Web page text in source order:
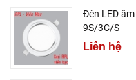
Đèn LED
9S/3C/S
Liên hệ